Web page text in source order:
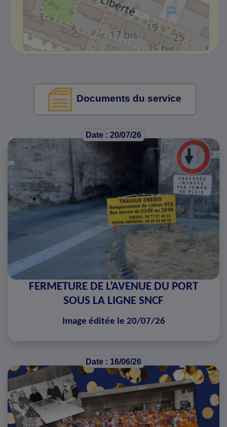
Documents du service
Date : 20/07/26
FERMETURE DE L’AVENUE DU PORT
SOUS LA LIGNE SNCF
Image éditée le 20/07/26
Date : 16/06/26